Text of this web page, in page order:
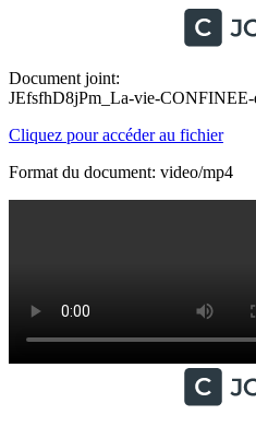
Document joint:
JEfsfhD8jPm_La-vie-CONFINEE-
Cliquez pour accéder au fichier
Format du document: video/mp4